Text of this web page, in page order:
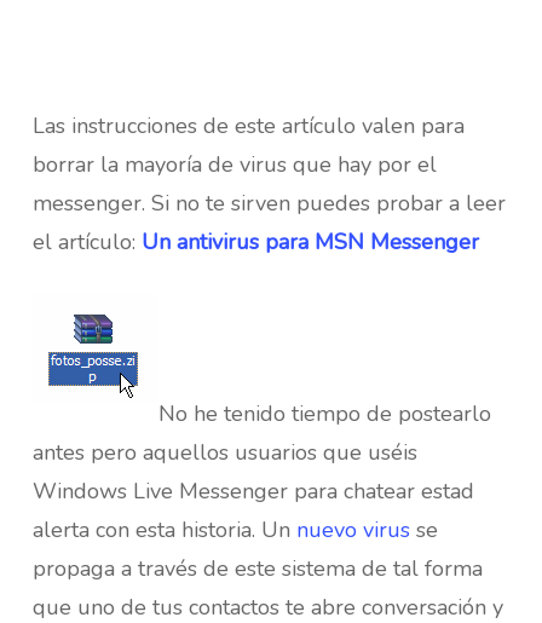
Las instrucciones de este artículo valen para
borrar la mayoría de virus que hay por el
messenger. Si no te sirven puedes probar a leer
el artículo: Un antivirus para MSN Messenger
No he tenido tiempo de postearlo
antes pero aquellos usuarios que uséis
Windows Live Messenger para chatear estad
alerta con esta historia. Un nuevo virusse
propaga a través de este sistema de tal forma
que uno de tus contactos te abre conversación y